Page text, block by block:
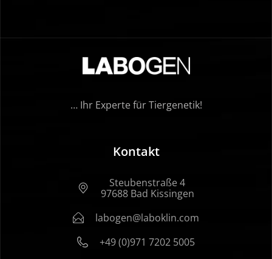
… Ihr Experte für Tiergenetik!
Kontakt
Steubenstraße 4
97688 Bad Kissingen
labogen@laboklin.com
+49 (0)971 7202 5005